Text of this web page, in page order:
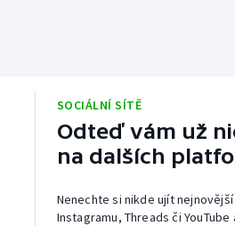
SOCIÁLNÍ SÍTĚ
Odteď vám už
na dalších
Nenechte si nikde ujít
Instagramu, Threads či